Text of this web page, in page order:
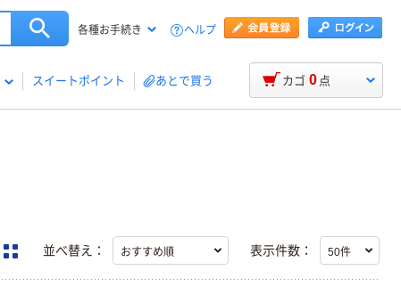
各種お手続き ヘルプ
スイートポイント あとで買う カゴ 0 点
並べ替え： 表示件数：